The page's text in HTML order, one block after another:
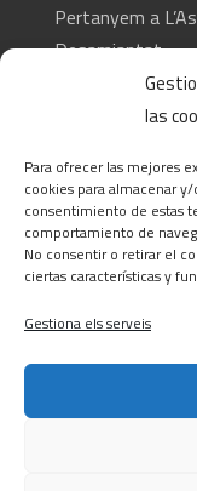
las
Para ofrecer las mejores
cookies para almacenar
consentimiento de estas
comportamiento de
No consentir o retirar el
ciertas características y
Gestiona els serveis
Pertanyem a
Desamiantat
CONTACTA
C/ Barcelona,
T 977445339 /